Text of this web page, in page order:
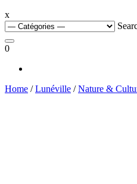
x
0
Home /Lunéville /Nature &